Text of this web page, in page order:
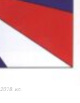
ил.